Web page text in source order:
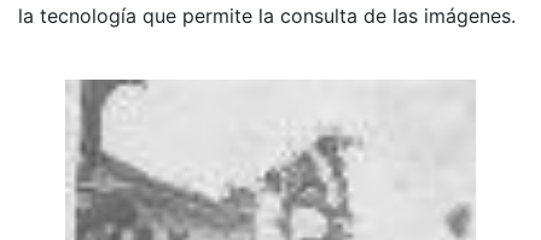
la tecnología que permite la consulta de las imágenes.